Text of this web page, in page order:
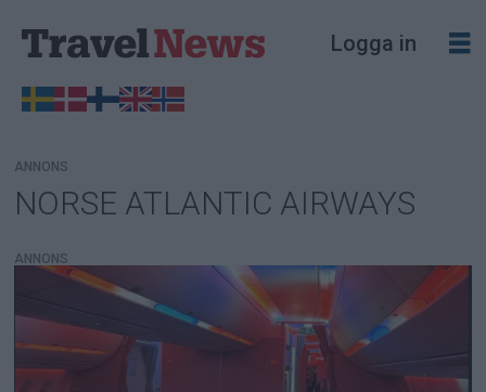
Logga in
Tag:
norse
atlantic
airways
ANNONS
NORSE ATLANTIC AIRWAYS
ANNONS